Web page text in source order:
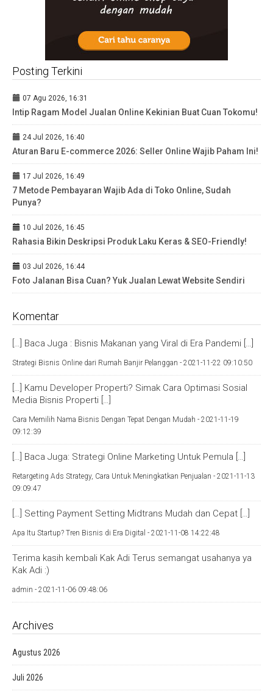
Posting Terkini
07 Agu 2026, 16:31
Intip Ragam Model Jualan Online Kekinian Buat Cuan Tokomu!
24 Jul 2026, 16:40
Aturan Baru E-commerce 2026: Seller Online Wajib Paham Ini!
17 Jul 2026, 16:49
7 Metode Pembayaran Wajib Ada di Toko Online, Sudah
Punya?
10 Jul 2026, 16:45
Rahasia Bikin Deskripsi Produk Laku Keras & SEO-Friendly!
03 Jul 2026, 16:44
Foto Jalanan Bisa Cuan? Yuk Jualan Lewat Website Sendiri
Komentar
[…] Baca Juga : Bisnis Makanan yang Viral di Era Pandemi […]
Strategi Bisnis Online dari Rumah Banjir Pelanggan - 2021-11-22 09:10:50
[…] Kamu Developer Properti? Simak Cara Optimasi Sosial
Media Bisnis Properti […]
Cara Memilih Nama Bisnis Dengan Tepat Dengan Mudah - 2021-11-19
09:12:39
[…] Baca Juga: Strategi Online Marketing Untuk Pemula […]
Retargeting Ads Strategy, Cara Untuk Meningkatkan Penjualan - 2021-11-13
09:09:47
[…] Setting Payment Setting Midtrans Mudah dan Cepat […]
Apa Itu Startup? Tren Bisnis di Era Digital - 2021-11-08 14:22:48
Terima kasih kembali Kak Adi Terus semangat usahanya ya
Kak Adi :)
admin - 2021-11-06 09:48:06
Archives
Agustus 2026
Juli 2026